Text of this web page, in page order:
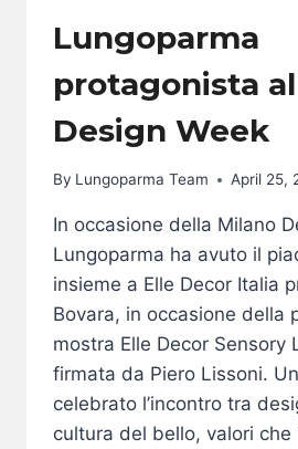
Lungoparma
protagonista
Design Week
By Lungoparma Team April 25,
In occasione della Milano
Lungoparma ha avuto il
insieme a Elle Decor Italia
Bovara, in occasione della
mostra Elle Decor Sensory
firmata da Piero Lissoni.
celebrato l’incontro tra
cultura del bello, valori che